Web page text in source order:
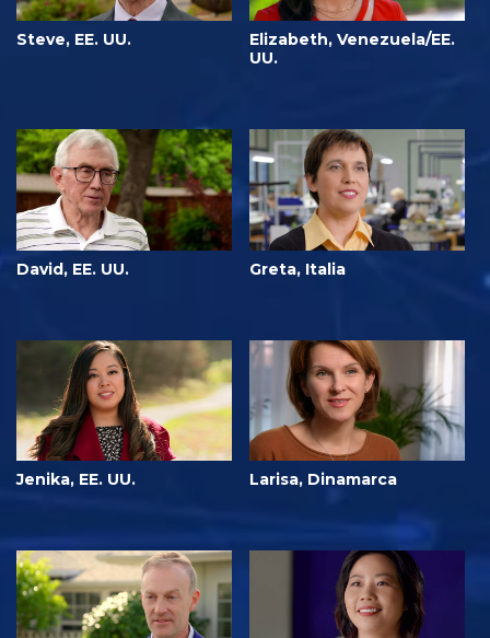
Steve, EE. UU.
Elizabeth, Venezuela/EE.
UU.
David, EE. UU. Greta, Italia
Jenika, EE. UU. Larisa, Dinamarca